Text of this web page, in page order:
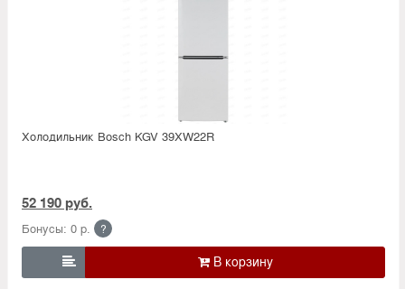
Холодильник Bosсh KGV 39XW22R
52 190 руб.
Бонусы: 0 р. ?
